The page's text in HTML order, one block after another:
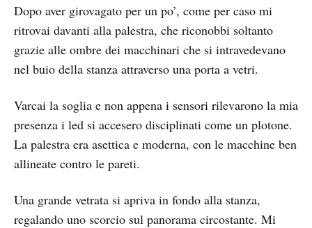
Dopo aver girovagato per un po’, come per caso mi
ritrovai davanti alla palestra, che riconobbi soltanto
grazie alle ombre dei macchinari che si intravedevano
nel buio della stanza attraverso una porta a vetri.
Varcai la soglia e non appena i sensori rilevarono la mia
presenza i led si accesero disciplinati come un plotone.
La palestra era asettica e moderna, con le macchine ben
allineate contro le pareti.
Una grande vetrata si apriva in fondo alla stanza,
regalando uno scorcio sul panorama circostante. Mi